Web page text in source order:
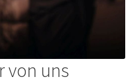
von uns